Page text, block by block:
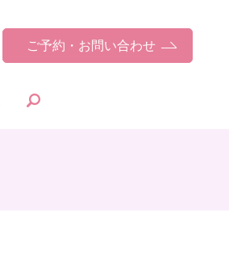
ご予約・お問い合わせ